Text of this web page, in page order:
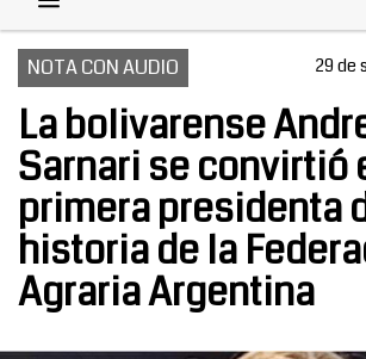
NOTA CON AUDIO 29 de
La bolivarense
Sarnari se convirtió
primera presidenta
historia de la
Agraria Argentina